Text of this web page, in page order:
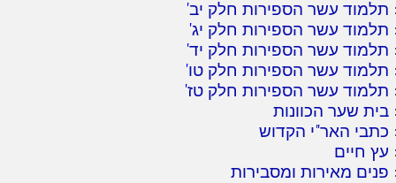
תלמוד עשר הספירות חלק יב'
תלמוד עשר הספירות חלק יג'
תלמוד עשר הספירות חלק יד'
תלמוד עשר הספירות חלק טו'
תלמוד עשר הספירות חלק טז'
בית שער הכוונות
כתבי האר"י הקדוש
עץ חיים
פנים מאירות ומסבירות